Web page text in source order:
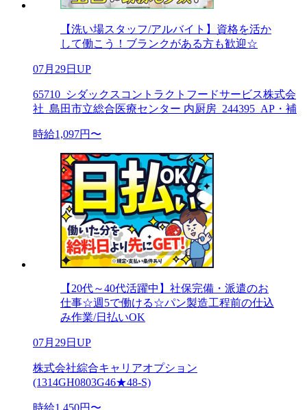
【洗い場スタッフ/アルバイト】資格を活か
して働こう！ブランクがある方も歓迎☆
07月29日UP
65710_シダックスコントラクトフードサービス株式会
社_島田市立総合医療センター 内厨房_244395_AP・補
時給1,097円〜
【20代～40代活躍中】社保完備・派遣のお
仕事☆週5で働ける☆パン製造工程前の仕込
み作業/日払いOK
07月29日UP
株式会社綜合キャリアオプション
(1314GH0803G46★48-S)